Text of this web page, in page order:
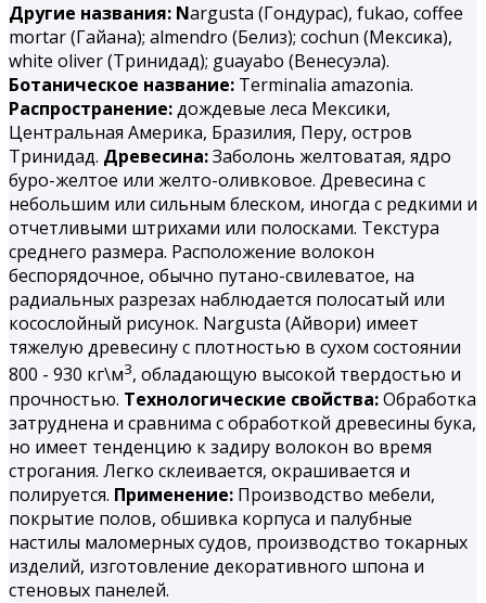
Другие названия: Nargusta (Гондурас), fukao, coffee
mortar (Гайана); almendro (Белиз); cochun (Мексика),
white oliver (Тринидад); guayabo (Венесуэла).
Ботаническое название: Terminalia amazonia.
Распространение:дождевые леса Мексики,
Центральная Америка, Бразилия, Перу, остров
Тринидад. Древесина:Заболонь желтоватая, ядро
буро-желтое или желто-оливковое. Древесина с
небольшим или сильным блеском, иногда с редкими и
отчетливыми штрихами или полосками. Текстура
среднего размера. Расположение волокон
беспорядочное, обычно путано-свилеватое, на
радиальных разрезах наблюдается полосатый или
косослойный рисунок. Nargusta (Айвори) имеет
тяжелую древесину с плотностью в сухом состоянии
800 - 930 кг\м3, обладающую высокой твердостью и
прочностью. Технологические свойства:Обработка
затруднена и сравнима с обработкой древесины бука,
но имеет тенденцию к задиру волокон во время
строгания. Легко склеивается, окрашивается и
полируется. Применение: Производство мебели,
покрытие полов, обшивка корпуса и палубные
настилы маломерных судов, производство токарных
изделий, изготовление декоративного шпона и
стеновых панелей.